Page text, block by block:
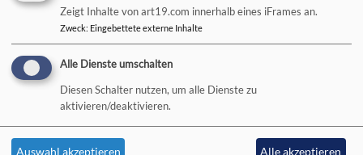
Hauptnavigation
Aktuelles
Wer macht
Kontakt
Fußbereichsmenü
Kontakt
Cookie-Einstellungen
Zeigt Inhalte von art19.com innerhalb eines iFrames an.
Zweck: Eingebettete externe Inhalte
Alle Dienste umschalten
Diesen Schalter nutzen, um alle Dienste zu
aktivieren/deaktivieren.
Auswahl akzeptieren Alle akzeptieren